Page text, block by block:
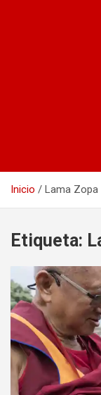
Inicio Lama Zopa
Etiqueta: